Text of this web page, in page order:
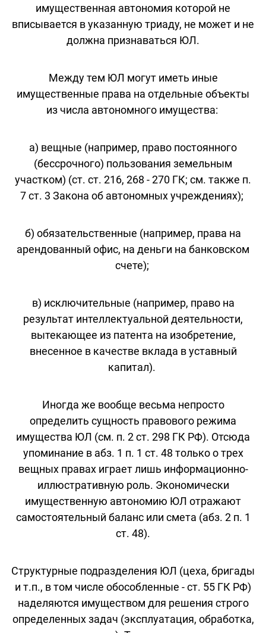
имущественная автономия которой не
вписывается в указанную триаду, не может и не
должна признаваться ЮЛ.
Между тем ЮЛ могут иметь иные
имущественные права на отдельные объекты
из числа автономного имущества:
а) вещные (например, право постоянного
(бессрочного) пользования земельным
участком) (ст. ст. 216, 268 - 270 ГК; см. также п.
7 ст. 3 Закона об автономных учреждениях);
б) обязательственные (например, права на
арендованный офис, на деньги на банковском
счете);
в) исключительные (например, право на
результат интеллектуальной деятельности,
вытекающее из патента на изобретение,
внесенное в качестве вклада в уставный
капитал).
Иногда же вообще весьма непросто
определить сущность правового режима
имущества ЮЛ (см. п. 2 ст. 298 ГК РФ). Отсюда
упоминание в абз. 1 п. 1 ст. 48 только о трех
вещных правах играет лишь информационно-
иллюстративную роль. Экономически
имущественную автономию ЮЛ отражают
самостоятельный баланс или смета (абз. 2 п. 1
ст. 48).
Структурные подразделения ЮЛ (цеха, бригады
и т.п., в том числе обособленные - ст. 55 ГК РФ)
наделяются имуществом для решения строго
определенных задач (эксплуатация, обработка,